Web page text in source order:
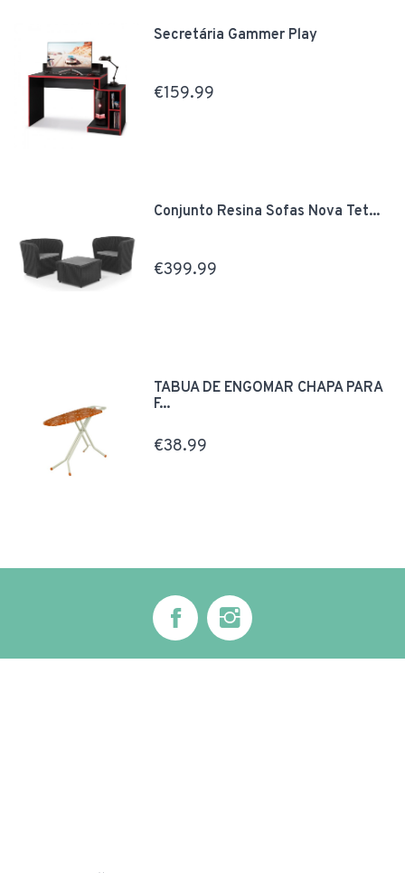
Secretária Gammer Play
€159.99
Conjunto Resina Sofas Nova Tet...
€399.99
TÁBUA DE ENGOMAR CHAPA PARA
F...
€38.99